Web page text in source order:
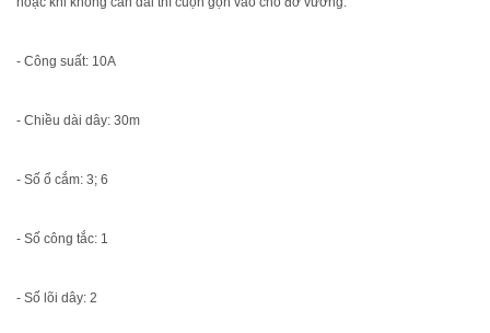
- Công suất: 10A
- Chiều dài dây: 30m
- Số ổ cắm: 3; 6
- Số công tắc: 1
- Số lõi dây: 2